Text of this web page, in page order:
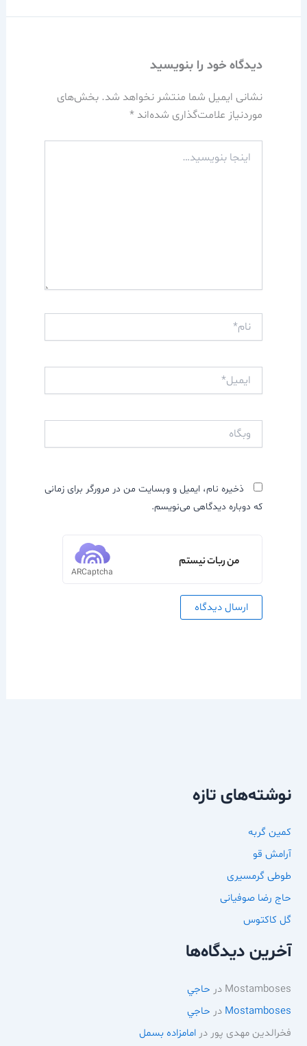
دیدگاه‌ خود را بنویسید
نشانی ایمیل شما منتشر نخواهد شد. بخش‌های
موردنیاز علامت‌گذاری شده‌اند *
بنویسید…
ذخیره نام، ایمیل و وبسایت من در مرورگر برای زمانی
که دوباره دیدگاهی می‌نویسم.
من ربات نیستم
ARCaptcha
نوشته‌های تازه
کمین گربه
آرامش قو
طوطی گرمسیری
حاج رضا صوفیانی
گل کاکتوس
آخرین دیدگاه‌ها
Mostamboses در حاجي
Mostamboses در حاجي
فخرالدین مهدی پور درامامزاده بسمل